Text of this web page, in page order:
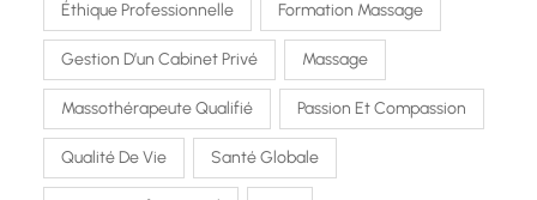
Éthique Professionnelle Formation Massage
Gestion D’un Cabinet Privé Massage
Massothérapeute Qualifié Passion Et Compassion
Qualité De Vie Santé Globale